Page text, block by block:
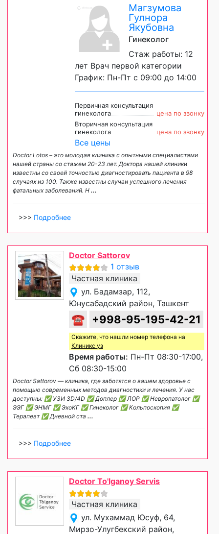
Магзумова
Гулнора
Якубовна
Гинеколог
Стаж работы: 12
лет Врач первой категории
График: Пн-Пт с 09:00 до 14:00
Первичная консультация
гинеколога
цена по звонку
Вторичная консультация
гинеколога
цена по звонку
Все цены
Doctor Lotos – это молодая клиника с опытными специалистами
нашей страны со стажем 20-23 лет. Доктора нашей клиники
известны со своей точностью диагностировать пациента в 98
случаях из 100. Также известны случаи успешного лечения
фатальных заболеваний. Н ...
>>> Подробнее
Doctor Sattorov
1 отзыв
Частная клиника
ул. Бадамзар, 112,
Юнусабадский район, Ташкент
☎ +998-95-195-42-21
Скажите, что нашли номер телефона на
Клиникс уз
Время работы: Пн-Пт 08:30-17:00,
Сб 08:30-15:00
Doctor Sattorov — клиника, где заботятся о вашем здоровье с
помощью современных методов диагностики и лечения. У нас
доступны: ✅ УЗИ 3D/4D ✅ Доплер ✅ ЛОР ✅ Невропатолог ✅
ЭЭГ ✅ ЭНМГ ✅ ЭхоКГ ✅ Гинеколог ✅ Кольпоскопия ✅
Терапевт ✅ Дневной ста ...
>>> Подробнее
Doctor To'lganoy Servis
Частная клиника
ул. Мухаммад Юсуф, 64,
Мирзо-Улугбекский район,